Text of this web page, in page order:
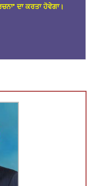
ਦਾ ਕਰਤਾ ਹੋਵੇਗਾ।